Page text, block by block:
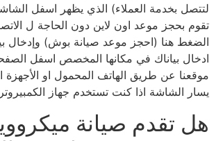
لتتصل بخدمة العملاء) الذي يظهر اسفل
تقوم بحجز موعد اون لاين دون الحاجة ل
الضغط هنا (احجز موعد صيانة بوش) وإدخال
ادخال بياناك في مكانها المخصص اسفل
موقعنا عن طريق الهاتف المحمول او الأجهزة
يسار الشاشة اذا كنت تستخدم جهاز الكمبيروتر
هل تقدم صيانة